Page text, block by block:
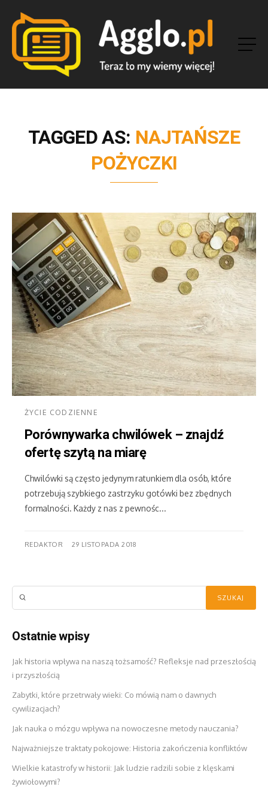
TAGGED AS: NAJTAŃSZE
POŻYCZKI
ŻYCIE CODZIENNE
Porównywarka chwilówek – znajdź
ofertę szytą na miarę
Chwilówki są często jedynym ratunkiem dla osób, które
potrzebują szybkiego zastrzyku gotówki bez zbędnych
formalności. Każdy z nas z pewnośc...
REDAKTOR 29 LISTOPADA 2018
Ostatnie wpisy
Jak historia wpływa na naszą tożsamość? Refleksje nad przeszłością
i przyszłością
Zabytki, które przetrwały wieki: Co mówią nam o dawnych
cywilizacjach?
Jak nauka o mózgu wpływa na nowoczesne metody nauczania?
Najważniejsze traktaty pokojowe: Historia zakończenia konfliktów
Wielkie katastrofy w historii: Jak ludzie radzili sobie z klęskami
żywiołowymi?